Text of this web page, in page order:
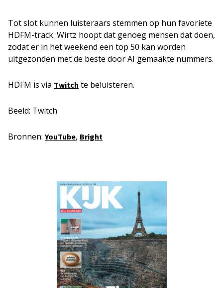
Tot slot kunnen luisteraars stemmen op hun favoriete
HDFM-track. Wirtz hoopt dat genoeg mensen dat doen,
zodat er in het weekend een top 50 kan worden
uitgezonden met de beste door AI gemaakte nummers.
HDFM is via Twitch te beluisteren.
Beeld: Twitch
Bronnen: YouTube, Bright